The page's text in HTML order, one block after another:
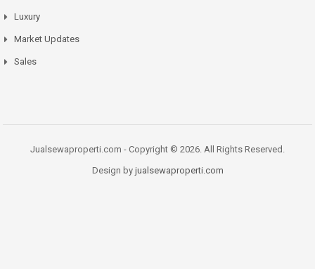
Luxury
Market Updates
Sales
Jualsewaproperti.com - Copyright © 2026. All Rights Reserved.
Design by jualsewaproperti.com